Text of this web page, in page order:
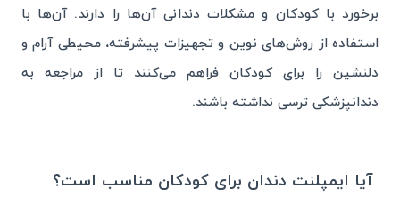
برخورد با کودکان و مشکلات دندانی آن‌ها را دارند. آن‌ها با
استفاده از روش‌های نوین و تجهیزات پیشرفته، محیطی آرام و
دلنشین را برای کودکان فراهم می‌کنند تا از مراجعه به
دندانپزشکی ترسی نداشته باشند.
آیا ایمپلنت دندان برای کودکان مناسب است؟